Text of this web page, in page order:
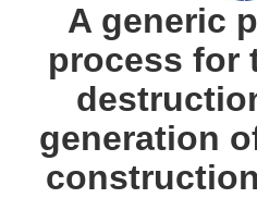
A generic
process for
generation